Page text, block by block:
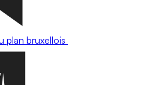
plan bruxellois